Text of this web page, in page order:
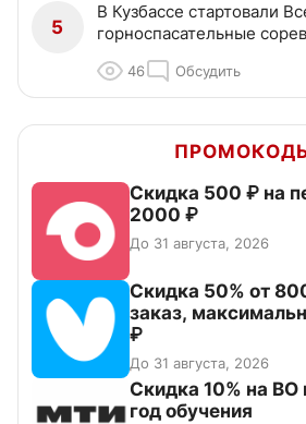
5
В Кузбассе стартовали
горноспасательные
46 Обсудить
Скидка 500 ₽ на
2000 ₽
До 31 августа, 2026
Скидка 50% от
заказ,
₽
До 31 августа, 2026
Скидка 10% на
год обучения